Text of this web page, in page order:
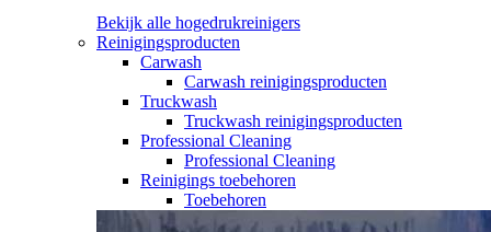
Bekijk alle hogedrukreinigers
Reinigingsproducten
Carwash
Carwash reinigingsproducten
Truckwash
Truckwash reinigingsproducten
Professional Cleaning
Professional Cleaning
Reinigings toebehoren
Toebehoren